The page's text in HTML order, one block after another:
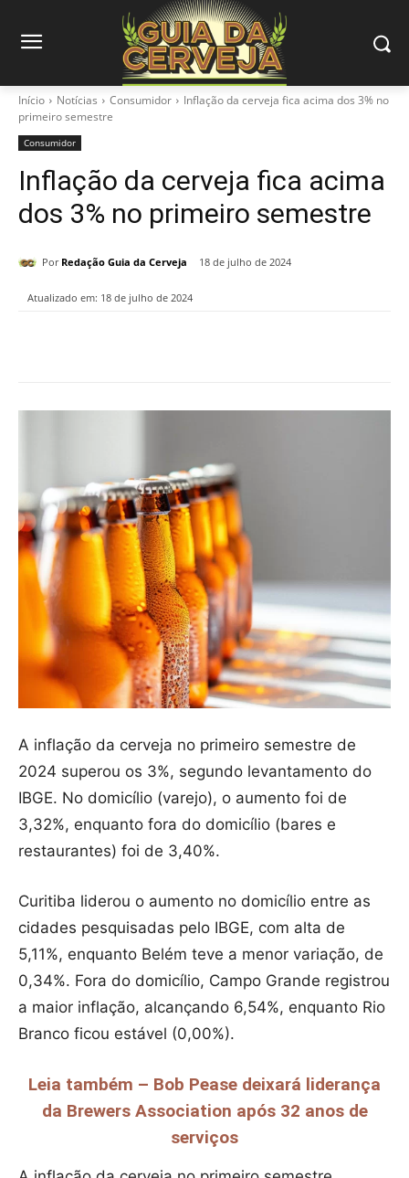
Início Notícias Consumidor
Inflação da cerveja fica acima dos 3% no
primeiro semestre
Consumidor
Inflação da cerveja fica acima
dos 3% no primeiro semestre
Por Redação Guia da Cerveja 18 de julho de 2024
Atualizado em: 18 de julho de 2024
A inflação da cerveja no primeiro semestre de
2024 superou os 3%, segundo levantamento do
IBGE. No domicílio (varejo), o aumento foi de
3,32%, enquanto fora do domicílio (bares e
restaurantes) foi de 3,40%.
Curitiba liderou o aumento no domicílio entre as
cidades pesquisadas pelo IBGE, com alta de
5,11%, enquanto Belém teve a menor variação, de
0,34%. Fora do domicílio, Campo Grande registrou
a maior inflação, alcançando 6,54%, enquanto Rio
Branco ficou estável (0,00%).
Leia também – Bob Pease deixará liderança
da Brewers Association após 32 anos de
serviços